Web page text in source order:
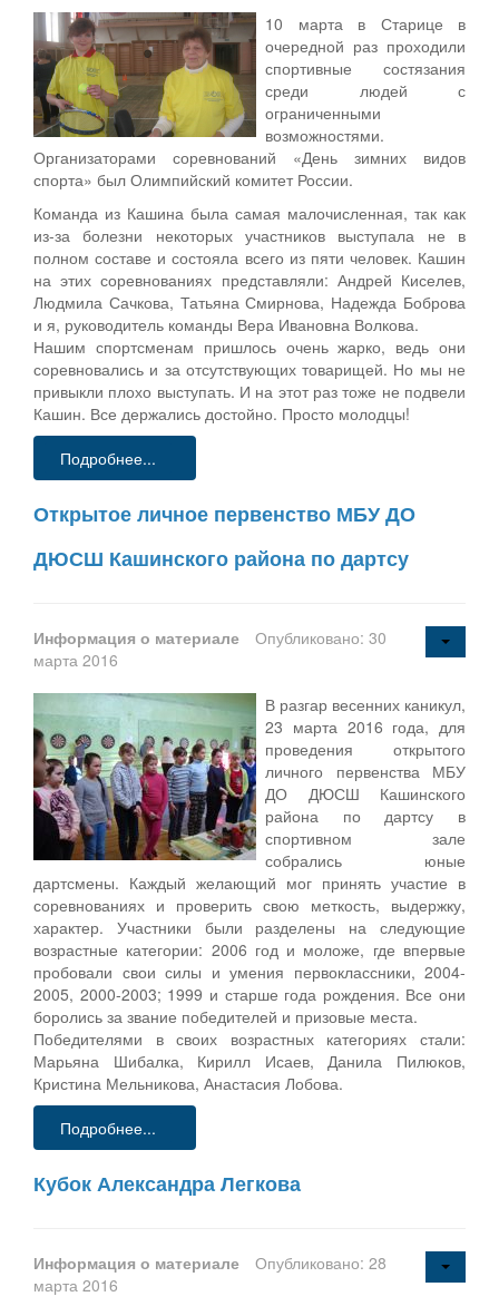
10 марта в Старице в
очередной раз проходили
спортивные состязания
среди людей с
ограниченными
возможностями.
Организаторами соревнований «День зимних видов
спорта» был Олимпийский комитет России.
Команда из Кашина была самая малочисленная, так как
из-за болезни некоторых участников выступала не в
полном составе и состояла всего из пяти человек. Кашин
на этих соревнованиях представляли: Андрей Киселев,
Людмила Сачкова, Татьяна Смирнова, Надежда Боброва
и я, руководитель команды Вера Ивановна Волкова.
Нашим спортсменам пришлось очень жарко, ведь они
соревновались и за отсутствующих товарищей. Но мы не
привыкли плохо выступать. И на этот раз тоже не подвели
Кашин. Все держались достойно. Просто молодцы!
Подробнее...
Открытое личное первенство МБУ ДО
ДЮСШ Кашинского района по дартсу
Информация о материале
Опубликовано: 30
марта 2016
В разгар весенних каникул,
23 марта 2016 года, для
проведения открытого
личного первенства МБУ
ДО ДЮСШ Кашинского
района по дартсу в
спортивном зале
собрались юные
дартсмены. Каждый желающий мог принять участие в
соревнованиях и проверить свою меткость, выдержку,
характер. Участники были разделены на следующие
возрастные категории: 2006 год и моложе, где впервые
пробовали свои силы и умения первоклассники, 2004-
2005, 2000-2003; 1999 и старше года рождения. Все они
боролись за звание победителей и призовые места.
Победителями в своих возрастных категориях стали:
Марьяна Шибалка, Кирилл Исаев, Данила Пилюков,
Кристина Мельникова, Анастасия Лобова.
Подробнее...
Кубок Александра Легкова
Информация о материале
Опубликовано: 28
марта 2016